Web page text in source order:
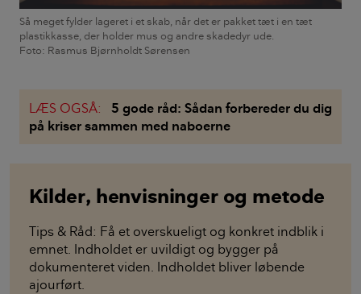
Så meget fylder lageret i et skab, når det er pakket tæt i en tæt
plastikkasse, der holder mus og andre skadedyr ude.
Foto: Rasmus Bjørnholdt Sørensen
LÆS OGSÅ:
5 gode råd: Sådan forbereder du dig
på kriser sammen med naboerne
Kilder, henvisninger og metode
Tips & Råd: Få et overskueligt og konkret indblik i
emnet. Indholdet er uvildigt og bygger på
dokumenteret viden. Indholdet bliver løbende
ajourført.